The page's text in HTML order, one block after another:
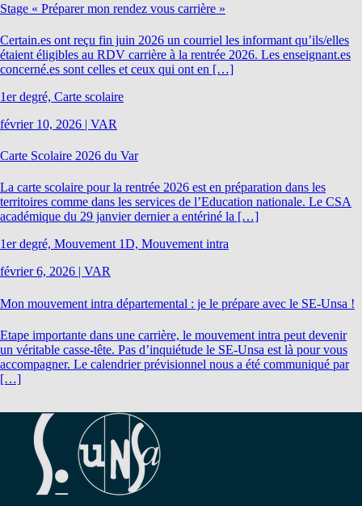
Stage « Préparer mon rendez vous carrière »
Certain.es ont reçu fin juin 2026 un courriel les informant qu’ils/elles
étaient éligibles au RDV carrière à la rentrée 2026. Les enseignant.es
concerné.es sont celles et ceux qui ont en […]
1er degré, Carte scolaire
février 10, 2026 | VAR
Carte Scolaire 2026 du Var
La carte scolaire pour la rentrée 2026 est en préparation dans les
territoires comme dans les services de l’Education nationale. Le CSA
académique du 29 janvier dernier a entériné la […]
1er degré, Mouvement 1D, Mouvement intra
février 6, 2026
VAR
Mon mouvement intra départemental : je le prépare avec le SE-Unsa !
Etape importante dans une carrière, le mouvement intra peut devenir
un véritable casse-tête. Pas d’inquiétude le SE-Unsa est là pour vous
accompagner. Le calendrier prévisionnel nous a été communiqué par
[…]